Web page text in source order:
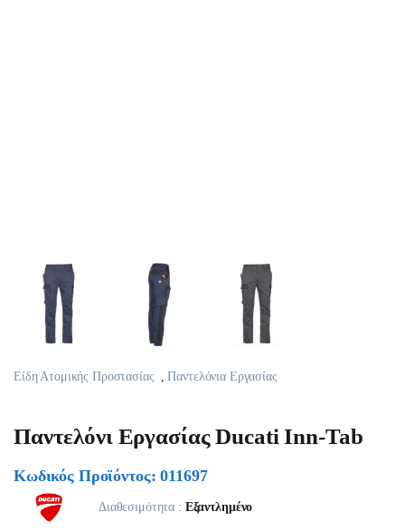
Είδη Ατομικής Προστασίας ,Παντελόνια Εργασίας
Παντελόνι Εργασίας Ducati Inn-Tab
Κωδικός Προϊόντος: 011697
Διαθεσιμότητα : Εξαντλημένο